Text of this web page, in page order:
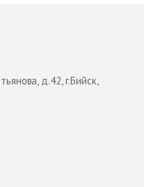
д.42, г.Бийск,